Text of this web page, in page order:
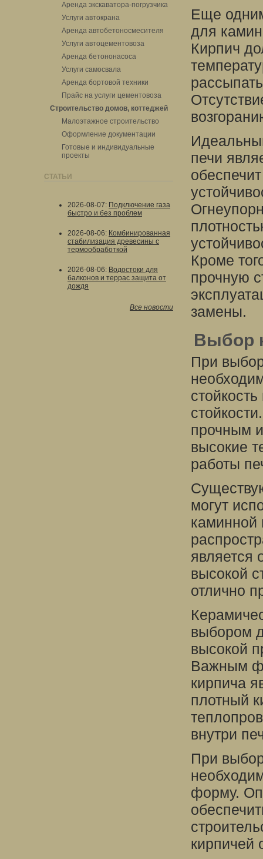
Аренда экскаватора-погрузчика
Услуги автокрана
Аренда автобетоносмесителя
Услуги автоцементовоза
Аренда бетононасоса
Услуги самосвала
Аренда бортовой техники
Прайс на услуги цементовоза
Строительство домов, коттеджей
Малоэтажное строительство
Оформление документации
Готовые и индивидуальные
проекты
СТАТЬИ
2026-08-07: Подключение газа
быстро и без проблем
2026-08-06: Комбинированная
стабилизация древесины с
термообработкой
2026-08-06: Водостоки для
балконов и террас защита от
дождя
Все новости
Еще
для
Кирпич
печи
Кроме
прочную
замены.
Выбор
При
прочным
высокие
работы
могут
каминной
является
высокой
отлично
выбором
высокой
Важным
кирпича
плотный
внутри
При
форму.
кирпичей